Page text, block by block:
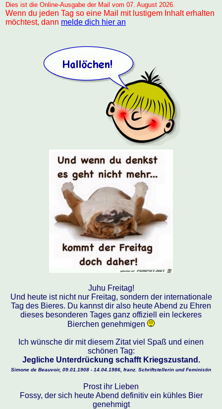
Dies ist die Online-Ausgabe der Mail vom 07. August 2026.
Wenn du jeden Tag so eine Mail mit lustigem Inhalt erhalten
möchtest, dann melde dich hier an
Juhu Freitag!
Und heute ist nicht nur Freitag, sondern der internationale
Tag des Bieres. Du kannst dir also heute Abend zu Ehren
dieses besonderen Tages ganz offiziell ein leckeres
Bierchen genehmigen
Ich wünsche dir mit diesem Zitat viel Spaß und einen
schönen Tag:
Jegliche Unterdrückung schafft Kriegszustand.
Simone de Beauvoir, 09.01.1908 - 14.04.1986, franz. Schriftstellerin und Feministin
Prost ihr Lieben
Fossy, der sich heute Abend definitiv ein kühles Bier
genehmigt